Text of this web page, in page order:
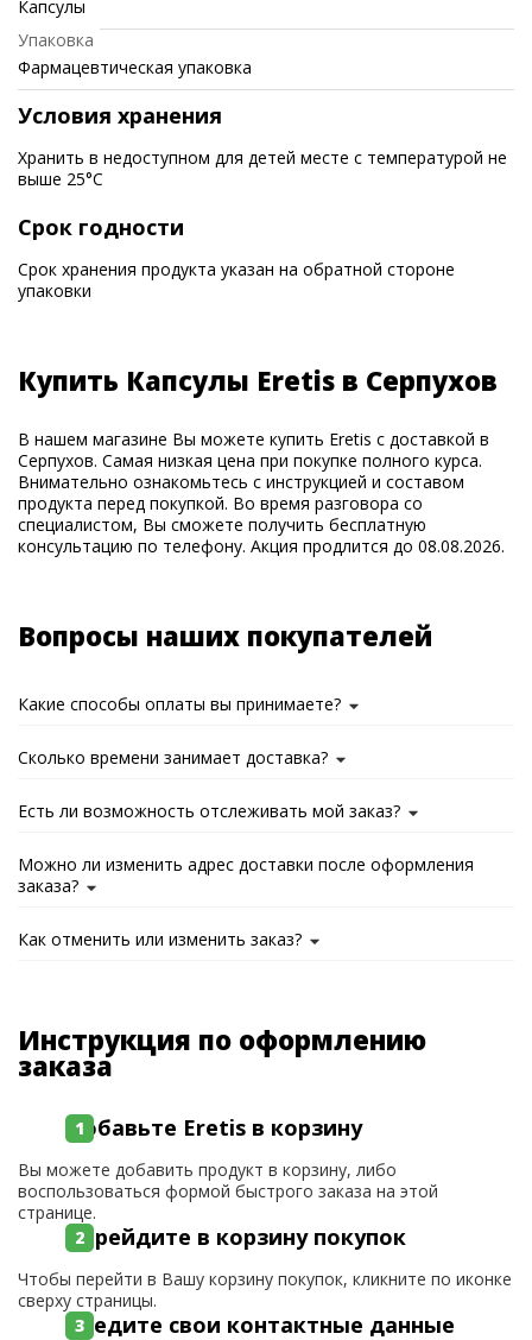
Капсулы
Упаковка
Фармацевтическая упаковка
Условия хранения
Хранить в недоступном для детей месте с температурой не
выше 25°C
Срок годности
Срок хранения продукта указан на обратной стороне
упаковки
Купить Капсулы Eretis в Серпухов
В нашем магазине Вы можете купить Eretis с доставкой в
Серпухов. Самая низкая цена при покупке полного курса.
Внимательно ознакомьтесь с инструкцией и составом
продукта перед покупкой. Во время разговора со
специалистом, Вы сможете получить бесплатную
консультацию по телефону. Акция продлится до 08.08.2026.
Вопросы наших покупателей
Какие способы оплаты вы принимаете?
Сколько времени занимает доставка?
Есть ли возможность отслеживать мой заказ?
Можно ли изменить адрес доставки после оформления
заказа?
Как отменить или изменить заказ?
Инструкция по оформлению
заказа
Добавьте Eretis в корзину
Вы можете добавить продукт в корзину, либо
воспользоваться формой быстрого заказа на этой
странице.
Перейдите в корзину покупок
Чтобы перейти в Вашу корзину покупок, кликните по иконке
сверху страницы.
Введите свои контактные данные